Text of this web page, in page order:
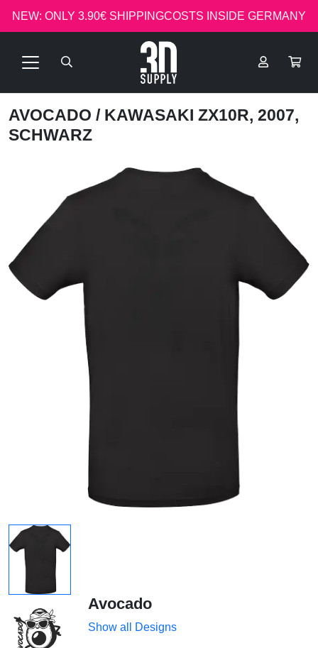
NEW: ONLY 3.90€ SHIPPINGCOSTS INSIDE GERMANY
AVOCADO / KAWASAKI ZX10R, 2007,
SCHWARZ
Avocado
Show all Designs